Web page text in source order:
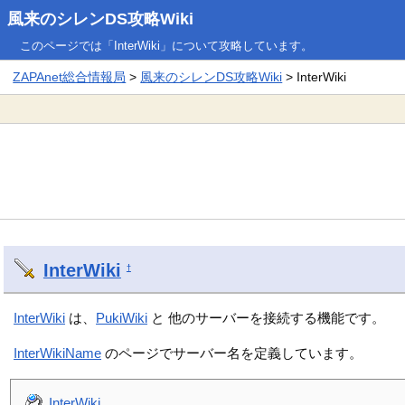
風来のシレンDS攻略Wiki
このページでは「InterWiki」について攻略しています。
ZAPAnet総合情報局 > 風来のシレンDS攻略Wiki > InterWiki
InterWiki †
InterWiki は、 PukiWiki と 他のサーバーを接続する機能です。
InterWikiName のページでサーバー名を定義しています。